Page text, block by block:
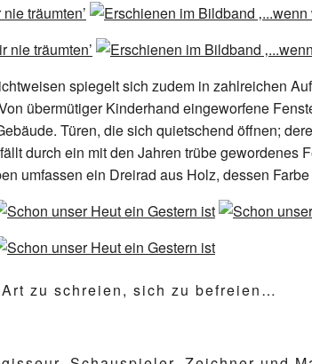
spiegelt sich zudem in zahlreichen
übermütiger Kinderhand eingeworfene
Türen, die sich quietschend öffnen;
durch ein mit den Jahren trübe
umfassen ein Dreirad aus Holz, dessen
zu schreien, sich zu befreien…